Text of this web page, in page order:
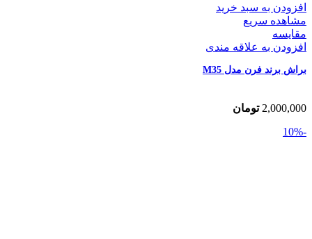
افزودن به سبد خرید
مشاهده سریع
مقایسه
افزودن به علاقه مندی
براش برند فرن مدل M35
2,000,000 تومان
-10%